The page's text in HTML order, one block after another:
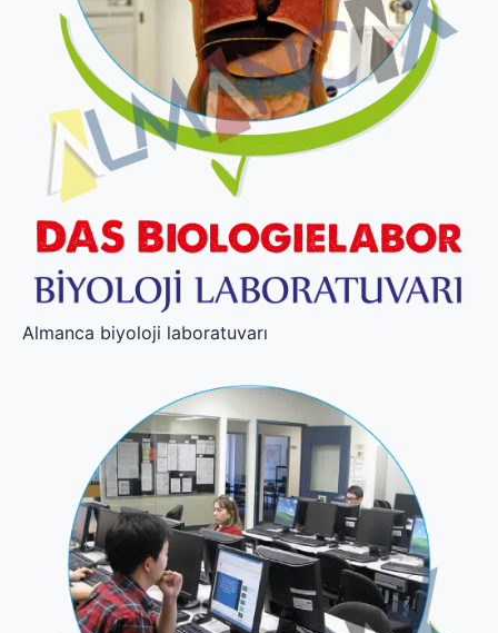
Almanca biyoloji laboratuvarı